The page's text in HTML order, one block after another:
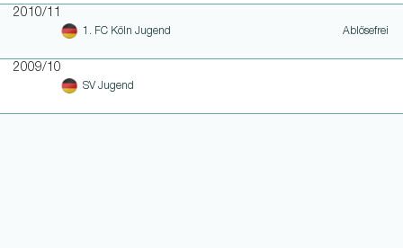
2010/11
1. FC Köln Jugend Ablösefrei
2009/10
SV Jugend